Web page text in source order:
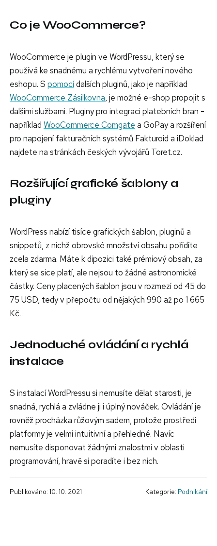
Co je WooCommerce?
WooCommerce je plugin ve WordPressu, který se
používá ke snadnému a rychlému vytvoření nového
eshopu. S pomocídalších pluginů, jako je například
WooCommerce Zásilkovna, je možné e-shop propojit s
dalšími službami. Pluginy pro integraci platebních bran -
například WooCommerce Comgate a GoPay a rozšíření
pro napojení fakturačních systémů Fakturoid a iDoklad
najdete na stránkách českých vývojářů Toret.cz.
Rozšiřující grafické šablony a
pluginy
WordPress nabízí tisíce grafických šablon, pluginů a
snippetů, z nichž obrovské množství obsahu pořídíte
zcela zdarma. Máte k dipozici také prémiový obsah, za
který se sice platí, ale nejsou to žádné astronomické
částky. Ceny placených šablon jsou v rozmezí od 45 do
75 USD, tedy v přepočtu od nějakých 990 až po 1 665
Kč.
Jednoduché ovládání a rychlá
instalace
S instalací WordPressu si nemusíte dělat starosti, je
snadná, rychlá a zvládne ji i úplný nováček. Ovládání je
rovněž procházka růžovým sadem, protože prostředí
platformy je velmi intuitivní a přehledné. Navíc
nemusíte disponovat žádnými znalostmi v oblasti
programování, hravě si poradíte i bez nich.
Publikováno: 10. 10. 2021 Kategorie: Podnikání